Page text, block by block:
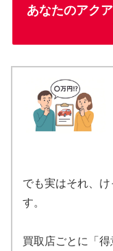
あなたのアク
でも実はそれ、
す。
買取店ごとに「